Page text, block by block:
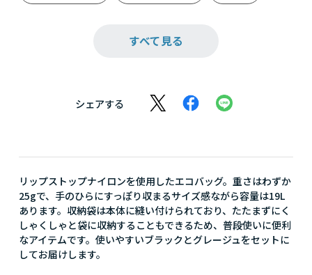
すべて見る
シェアする
リップストップナイロンを使用したエコバッグ。重さはわずか
25gで、手のひらにすっぽり収まるサイズ感ながら容量は19L
あります。収納袋は本体に縫い付けられており、たたまずにく
しゃくしゃと袋に収納することもできるため、普段使いに便利
なアイテムです。使いやすいブラックとグレージュをセットに
してお届けします。